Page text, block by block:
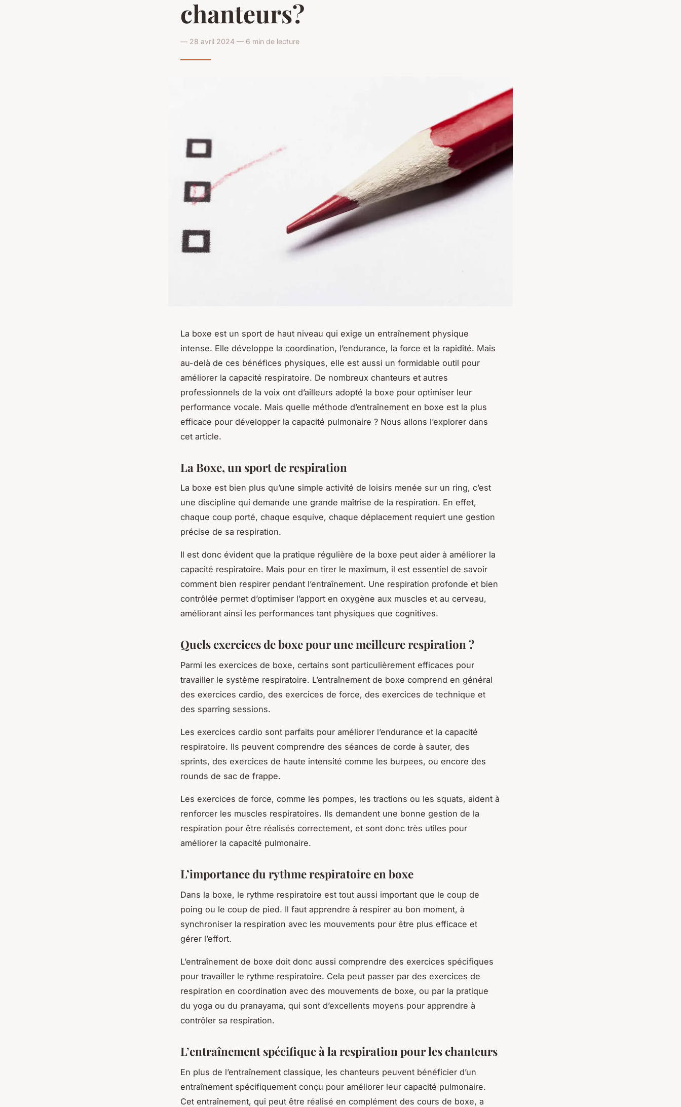
chanteurs?
— 28 avril 2024 — 6 min de lecture
La boxe est un sport de haut niveau qui exige un entraînement physique
intense. Elle développe la coordination, l’endurance, la force et la rapidité. Mais
au-delà de ces bénéfices physiques, elle est aussi un formidable outil pour
améliorer la capacité respiratoire. De nombreux chanteurs et autres
professionnels de la voix ont d’ailleurs adopté la boxe pour optimiser leur
performance vocale. Mais quelle méthode d’entraînement en boxe est la plus
efficace pour développer la capacité pulmonaire ? Nous allons l’explorer dans
cet article.
La Boxe, un sport de respiration
La boxe est bien plus qu’une simple activité de loisirs menée sur un ring, c’est
une discipline qui demande une grande maîtrise de la respiration. En effet,
chaque coup porté, chaque esquive, chaque déplacement requiert une gestion
précise de sa respiration.
Il est donc évident que la pratique régulière de la boxe peut aider à améliorer la
capacité respiratoire. Mais pour en tirer le maximum, il est essentiel de savoir
comment bien respirer pendant l’entraînement. Une respiration profonde et bien
contrôlée permet d’optimiser l’apport en oxygène aux muscles et au cerveau,
améliorant ainsi les performances tant physiques que cognitives.
Quels exercices de boxe pour une meilleure respiration ?
Parmi les exercices de boxe, certains sont particulièrement efficaces pour
travailler le système respiratoire. L’entraînement de boxe comprend en général
des exercices cardio, des exercices de force, des exercices de technique et
des sparring sessions.
Les exercices cardio sont parfaits pour améliorer l’endurance et la capacité
respiratoire. Ils peuvent comprendre des séances de corde à sauter, des
sprints, des exercices de haute intensité comme les burpees, ou encore des
rounds de sac de frappe.
Les exercices de force, comme les pompes, les tractions ou les squats, aident à
renforcer les muscles respiratoires. Ils demandent une bonne gestion de la
respiration pour être réalisés correctement, et sont donc très utiles pour
améliorer la capacité pulmonaire.
L’importance du rythme respiratoire en boxe
Dans la boxe, le rythme respiratoire est tout aussi important que le coup de
poing ou le coup de pied. Il faut apprendre à respirer au bon moment, à
synchroniser la respiration avec les mouvements pour être plus efficace et
gérer l’effort.
L’entraînement de boxe doit donc aussi comprendre des exercices spécifiques
pour travailler le rythme respiratoire. Cela peut passer par des exercices de
respiration en coordination avec des mouvements de boxe, ou par la pratique
du yoga ou du pranayama, qui sont d’excellents moyens pour apprendre à
contrôler sa respiration.
L’entraînement spécifique à la respiration pour les chanteurs
En plus de l’entraînement classique, les chanteurs peuvent bénéficier d’un
entraînement spécifiquement conçu pour améliorer leur capacité pulmonaire.
Cet entraînement, qui peut être réalisé en complément des cours de boxe, a